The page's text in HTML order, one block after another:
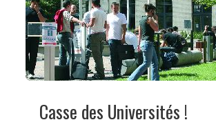
Casse des Universités !